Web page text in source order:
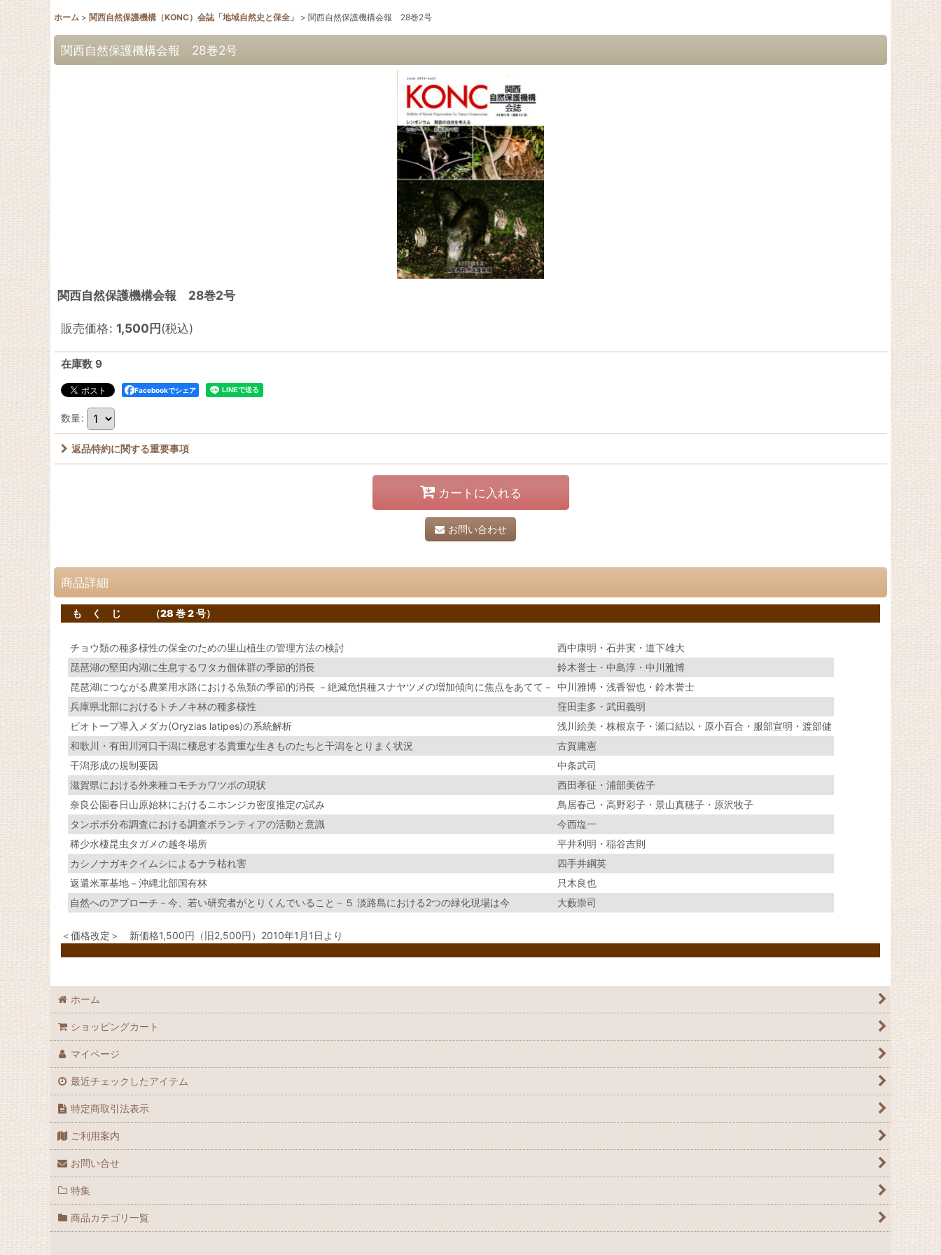
ホーム > 関西自然保護機構（KONC）会誌「地域自然史と保全」 > 関西自然保護機構会報 28巻2号
関西自然保護機構会報 28巻2号
関西自然保護機構会報 28巻2号
販売価格: 1,500円(税込)
在庫数 9
Facebookでシェア
数量:
返品特約に関する重要事項
カートに入れる
お問い合わせ
商品詳細
も く じ （28 巻 2 号）
チョウ類の種多様性の保全のための里山植生の管理方法の検討
西中康明・石井実・道下雄大
琵琶湖の堅田内湖に生息するワタカ個体群の季節的消長
鈴木誉士・中島淳・中川雅博
琵琶湖につながる農業用水路における魚類の季節的消長 －絶滅危惧種スナヤツメの増加傾向に焦点をあてて－ 中川雅博・浅香智也・鈴木誉士
兵庫県北部におけるトチノキ林の種多様性
窪田圭多・武田義明
ビオトープ導入メダカ(Oryzias latipes)の系統解析
浅川絵美・株根京子・瀬口結以・原小百合・服部宣明・渡部健
和歌川・有田川河口干潟に棲息する貴重な生きものたちと干潟をとりまく状況
古賀庸憲
干潟形成の規制要因
中条武司
滋賀県における外来種コモチカワツボの現状
西田孝征・浦部美佐子
奈良公園春日山原始林におけるニホンジカ密度推定の試み
鳥居春己・高野彩子・景山真穂子・原沢牧子
タンポポ分布調査における調査ボランティアの活動と意識
今西塩一
稀少水棲昆虫タガメの越冬場所
平井利明・稲谷吉則
カシノナガキクイムシによるナラ枯れ害
四手井綱英
返還米軍基地－沖縄北部国有林
只木良也
自然へのアプローチ－今、若い研究者がとりくんでいること－５ 淡路島における2つの緑化現場は今
大藪崇司
＜価格改定＞ 新価格1,500円（旧2,500円）2010年1月1日より
ホーム
ショッピングカート
マイページ
最近チェックしたアイテム
特定商取引法表示
ご利用案内
お問い合せ
特集
商品カテゴリ一覧